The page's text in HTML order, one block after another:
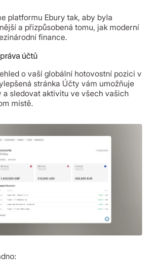
platformu Ebury tak, aby byla
a přizpůsobená tomu, jak moderní
finance.
účtů
o vaší globální hotovostní pozici v
stránka Účty vám umožňuje
a sledovat aktivitu ve všech vašich
místě.